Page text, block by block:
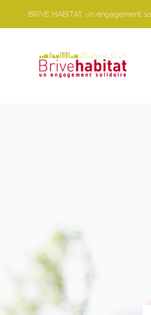
BRIVE HABITAT, un engagement
Panneau de gestion des